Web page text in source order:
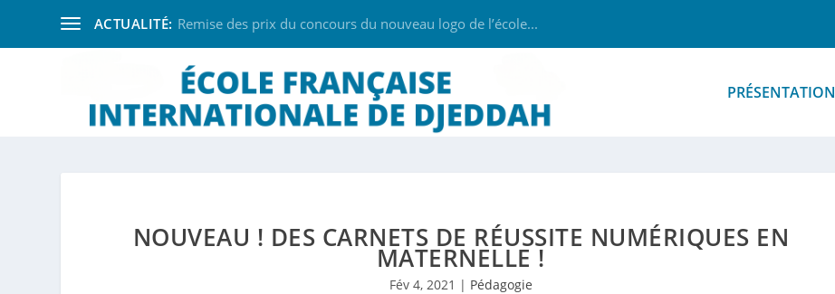
ACTUALITÉ: Remise des prix du concours du nouveau logo de l’école...
PRÉSENTATION
NOUVEAU ! DES CARNETS DE RÉUSSITE NUMÉRIQUES EN
MATERNELLE !
Fév 4, 2021 | Pédagogie